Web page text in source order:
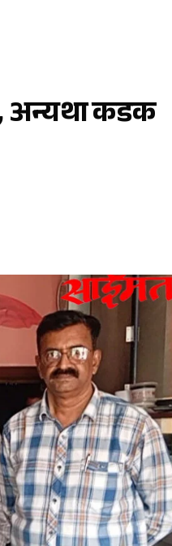
अन्यथा कडक